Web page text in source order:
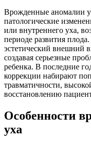
Врожденные аномалии
патологические
или внутреннего уха,
периоде развития
эстетический внешний
создавая серьезные
ребенка. В последние
коррекции набирают
травматичности,
восстановлению
Особенности
уха